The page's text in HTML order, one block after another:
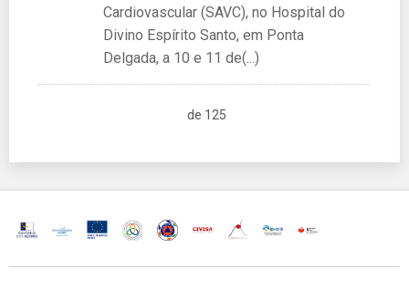
Cardiovascular (SAVC), no Hospital do
Divino Espírito Santo, em Ponta
Delgada, a 10 e 11 de(...)
de 125